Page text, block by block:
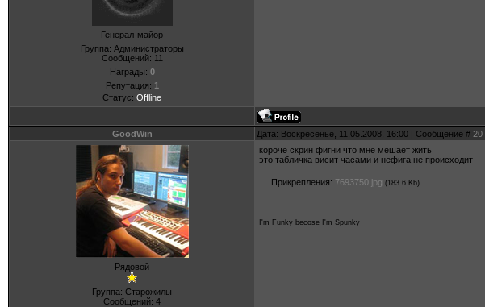
Генерал-майор
Группа: Администраторы
Сообщений: 11
Награды: 0
Репутация: 1
Статус: Offline
GoodWin Дата: Воскресенье, 11.05.2008, 16:00 | Сообщение # 20
Рядовой
Группа: Старожилы
Сообщений: 4
короче скрин фигни что мне мешает жить
это табличка висит часами и нефига не происходит
Прикрепления: 7693750.jpg (183.6 Kb)
I'm Funky becose I'm Spunky